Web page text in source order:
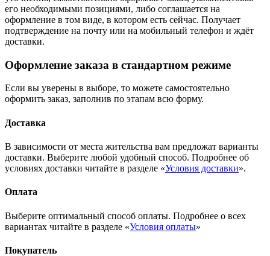
его необходимыми позициями, либо соглашается на
оформление в том виде, в котором есть сейчас. Получает
подтверждение на почту или на мобильный телефон и ждёт
доставки.
Оформление заказа в стандартном режиме
Если вы уверены в выборе, то можете самостоятельно
оформить заказ, заполнив по этапам всю форму.
Доставка
В зависимости от места жительства вам предложат варианты
доставки. Выберите любой удобный способ. Подробнее об
условиях доставки читайте в разделе «Условия доставки».
Оплата
Выберите оптимальный способ оплаты. Подробнее о всех
вариантах читайте в разделе «Условия оплаты»
Покупатель